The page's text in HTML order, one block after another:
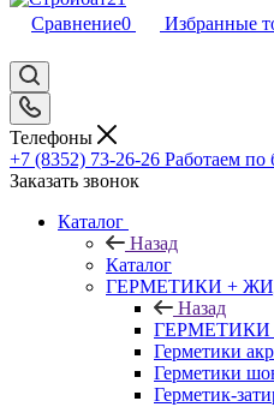
Сравнение0 Избранные
Телефоны
+7 (8352) 73-26-26 Работаем по
Заказать звонок
Каталог
Назад
Каталог
ГЕРМЕТИКИ +
Назад
ГЕРМЕТИКИ
Герметики
Герметики
Герметик-